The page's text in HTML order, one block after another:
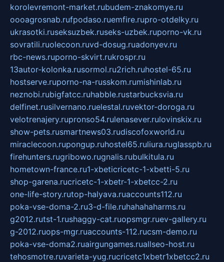
korolevremont-market.rubudem-znakomye.ru
oooagrosnab.rufpodaso.ruemfire.rupro-otdelky.ru
ukrasotki.ruseksuzbek.ruseks-uzbek.ruporno-vk.ru
sovratili.ruolecoon.ruvd-dosug.ruadonyev.ru
rbc-news.ruporno-skvirt.rukrospr.ru
13autor-kolonka.rusormol.ru2rich.ruhostel-65.ru
hostserve.ruporno-na-russkom.rumishinlab.ru
neznobi.rubigfatcc.ruhabble.rustarbucksvia.ru
delfinet.rusilvernano.ruelestal.ruvektor-doroga.ru
velotrenajery.rupronso54.rulenasever.rulovinskix.ru
show-pets.rusmartnews03.rudiscofoxworld.ru
miraclecoon.rupongup.ruhostel65.ruliura.ruglasspb.ru
firehunters.rugribowo.rugnalis.rubulkitula.ru
hometown-france.ru1-xbeticricetc-1-xbetti-5.ru
shop-garena.rucricetc-1-xbetr-1-xbetcc-2.ru
one-life-story.rutop-halyava.ruaccounts112.ru
poka-vse-doma-2.ru3-d-file.ruhahahaharms.ru
g2012.rutst-1.rushaggy-cat.ruopsmgr.ruev-gallery.ru
g-2012.ruops-mgr.ruaccounts-112.rucsm-demo.ru
poka-vse-doma2.ruairgungames.ruallseo-host.ru
tehosmotre.ruvarieta-yug.rucricetc1xbetr1xbetcc2.ru